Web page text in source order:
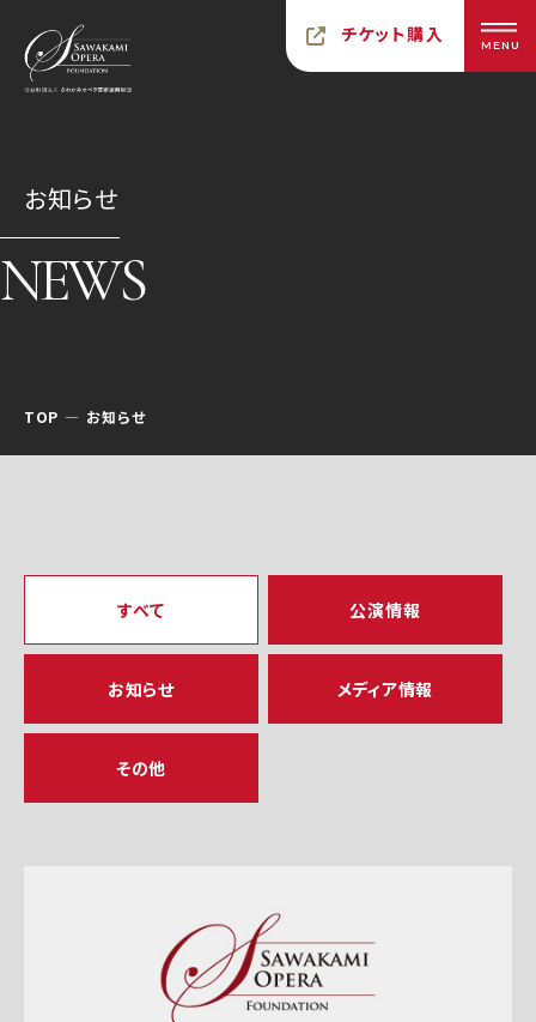
チケット購入 MENU
お知らせ
NEWS
TOP お知らせ
すべて 公演情報
お知らせ メディア情報
その他